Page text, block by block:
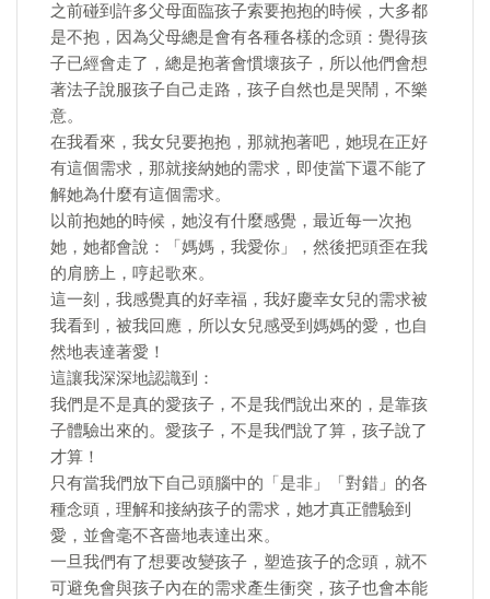
之前碰到許多父母面臨孩子索要抱抱的時候，大多都
是不抱，因為父母總是會有各種各樣的念頭：覺得孩
子已經會走了，總是抱著會慣壞孩子，所以他們會想
著法子說服孩子自己走路，孩子自然也是哭鬧，不樂
意。
在我看來，我女兒要抱抱，那就抱著吧，她現在正好
有這個需求，那就接納她的需求，即使當下還不能了
解她為什麼有這個需求。
以前抱她的時候，她沒有什麼感覺，最近每一次抱
她，她都會說：「媽媽，我愛你」，然後把頭歪在我
的肩膀上，哼起歌來。
這一刻，我感覺真的好幸福，我好慶幸女兒的需求被
我看到，被我回應，所以女兒感受到媽媽的愛，也自
然地表達著愛！
這讓我深深地認識到：
我們是不是真的愛孩子，不是我們說出來的，是靠孩
子體驗出來的。愛孩子，不是我們說了算，孩子說了
才算！
只有當我們放下自己頭腦中的「是非」「對錯」的各
種念頭，理解和接納孩子的需求，她才真正體驗到
愛，並會毫不吝嗇地表達出來。
一旦我們有了想要改變孩子，塑造孩子的念頭，就不
可避免會與孩子內在的需求產生衝突，孩子也會本能